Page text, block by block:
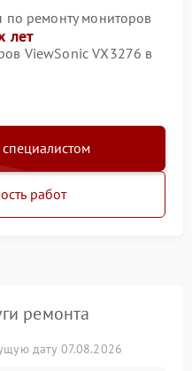
по ремонту мониторов
лет
ViewSonic VX3276 в
специалистом
работ
ремонта
дату 07.08.2026